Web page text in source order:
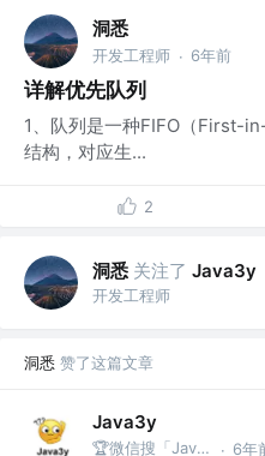
洞悉
开发工程师 · 6年前
详解优先队列
1、队列是一种FIFO（First-
结构，对应生...
2
洞悉 关注了 Java3y
开发工程师
洞悉 赞了这篇文章
Java3y
🏆微信搜「Java3y」获取原创电子书 · 6年